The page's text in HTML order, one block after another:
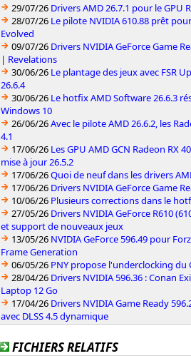
29/07/26 Drivers AMD 26.7.1 pour le GPU
28/07/26 Le pilote NVIDIA 610.88 prêt
Evolved
09/07/26 Drivers NVIDIA GeForce Game
| Revelations
30/06/26 Le plantage des jeux avec FSR
26.6.4
30/06/26 Le hotfix AMD Software 26.6.3
Windows 10
26/06/26Avec le pilote AMD 26.6.2, les
4.1
17/06/26 Les GPU AMD GCN Radeon RX
mise à jour 26.5.2
17/06/26Quoi de neuf dans les drivers
17/06/26 Drivers NVIDIA GeForce Game
10/06/26 Plusieurs corrections dans le
27/05/26 Drivers NVIDIA GeForce R610
et support de nouveaux jeux
13/05/26 NVIDIA GeForce 596.49 pour
Frame Generation
06/05/26 PNY propose l'underclocking du
28/04/26 Drivers NVIDIA 596.36 : Conan
Laptop 12 Go
17/04/26 Drivers NVIDIA Game Ready
avec DLSS 4.5 dynamique
FICHIERS RELATIFS